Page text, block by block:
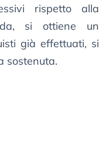
rispetto alla
si ottiene un
già effettuati, si
sostenuta.